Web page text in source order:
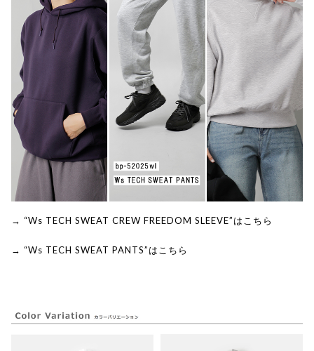
→ “Ws TECH SWEAT CREW FREEDOM SLEEVE”はこちら
→ “Ws TECH SWEAT PANTS”はこちら